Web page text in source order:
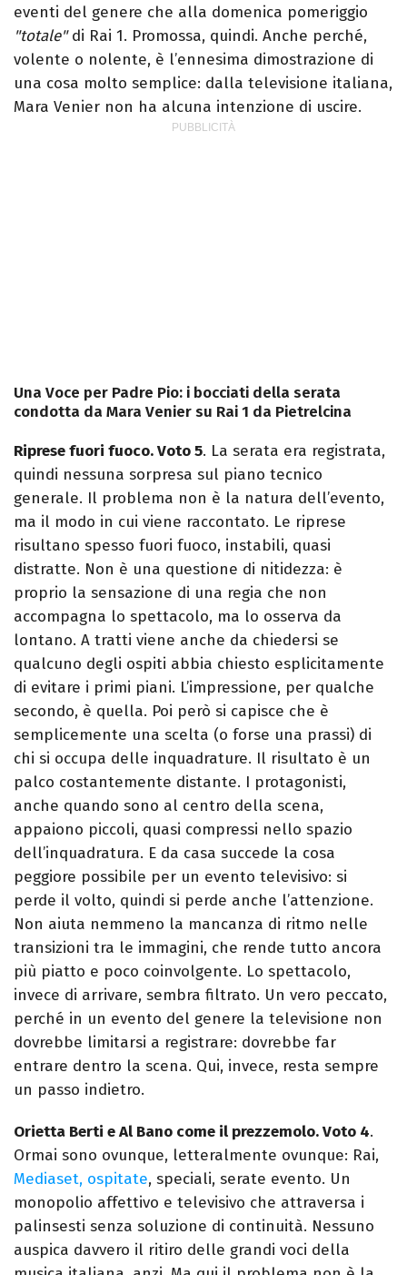
eventi del genere che alla domenica pomeriggio
"totale"di Rai 1. Promossa, quindi. Anche perché,
volente o nolente, è l’ennesima dimostrazione di
una cosa molto semplice: dalla televisione italiana,
Mara Venier non ha alcuna intenzione di uscire.
Una Voce per Padre Pio: i bocciati della serata
condotta da Mara Venier su Rai 1 da Pietrelcina
Riprese fuori fuoco. Voto 5. La serata era registrata,
quindi nessuna sorpresa sul piano tecnico
generale. Il problema non è la natura dell’evento,
ma il modo in cui viene raccontato. Le riprese
risultano spesso fuori fuoco, instabili, quasi
distratte. Non è una questione di nitidezza: è
proprio la sensazione di una regia che non
accompagna lo spettacolo, ma lo osserva da
lontano. A tratti viene anche da chiedersi se
qualcuno degli ospiti abbia chiesto esplicitamente
di evitare i primi piani. L’impressione, per qualche
secondo, è quella. Poi però si capisce che è
semplicemente una scelta (o forse una prassi) di
chi si occupa delle inquadrature. Il risultato è un
palco costantemente distante. I protagonisti,
anche quando sono al centro della scena,
appaiono piccoli, quasi compressi nello spazio
dell’inquadratura. E da casa succede la cosa
peggiore possibile per un evento televisivo: si
perde il volto, quindi si perde anche l’attenzione.
Non aiuta nemmeno la mancanza di ritmo nelle
transizioni tra le immagini, che rende tutto ancora
più piatto e poco coinvolgente. Lo spettacolo,
invece di arrivare, sembra filtrato. Un vero peccato,
perché in un evento del genere la televisione non
dovrebbe limitarsi a registrare: dovrebbe far
entrare dentro la scena. Qui, invece, resta sempre
un passo indietro.
Orietta Berti e Al Bano come il prezzemolo. Voto 4.
Ormai sono ovunque, letteralmente ovunque: Rai,
Mediaset, ospitate, speciali, serate evento. Un
monopolio affettivo e televisivo che attraversa i
palinsesti senza soluzione di continuità. Nessuno
auspica davvero il ritiro delle grandi voci della